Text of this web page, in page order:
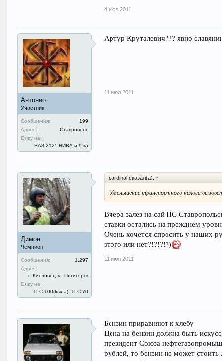
4 июл 2011
Антонио
Участник
Сообщения:
199
Адрес:
Ставрополь
Езжу на:
ВАЗ 2121 НИВА и 9-ка
Артур Круталевич??? явно
11 июл 2011
Димон
Чемпион
Сообщения:
1.297
Адрес:
г. Кисловодск - Пятигорск
Езжу на:
TLC-100(была), TLC-70
cardinal сказал(а): ↑
Уменьшение транспортного налога
Вчера залез на сай НС
ставки остались на прежднем
Очень хочется спросить у наших
этого или нет?!?!?!?)
11 июл 2011
Бензин приравняют к хлебу
Цена на бензин должна быть
президент Союза
рублей, то бензин не может